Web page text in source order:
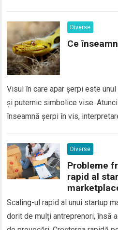
directă în Google Translate,
considerate elemente de
Diverse
Ce
Visul în care apar șerpi este
și puternic simbolice vise.
înseamnă șerpi în vis,
șerpii în vis sunt asociați cu
sau conflictele interioare, dar…
Diverse
Probleme
rapid al
Scaling-ul rapid al unui startup
dorit de mulți antreprenori, însă